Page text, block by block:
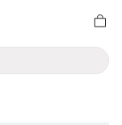
della